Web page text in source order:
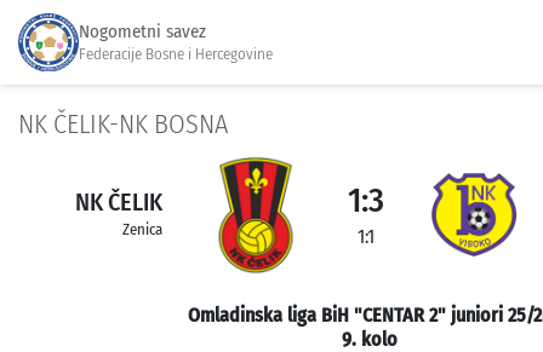
Nogometni savez
Federacije Bosne i Hercegovine
NK ČELIK-NK BOSNA
NK ČELIK
Zenica
1:3
1:1
Omladinska liga BiH "CENTAR 2" juniori 25/
9. kolo